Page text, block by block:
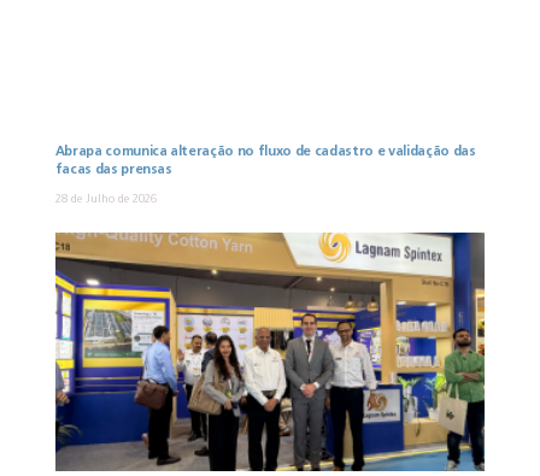
Abrapa comunica alteração no fluxo de cadastro e validação das
facas das prensas
28 de Julho de 2026